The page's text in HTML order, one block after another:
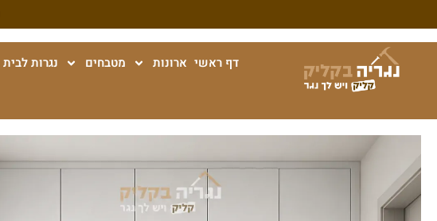
דף ראשי ארונות מטבחים נגרות לבית